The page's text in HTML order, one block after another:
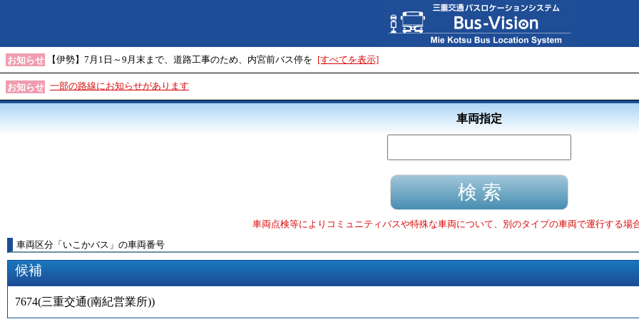
お知らせ 【伊勢】7月1日～9月末まで、道路工事のため、内宮前バス停を [すべてを表示]
お知らせ 一部の路線にお知らせがあります
車両指定
車両点検等によりコミュニティバスや特殊な車両について、別のタイプの車両で運行する場
車両区分 「 いこかバス 」 の車両番号
候補
7674(三重交通(南紀営業所))